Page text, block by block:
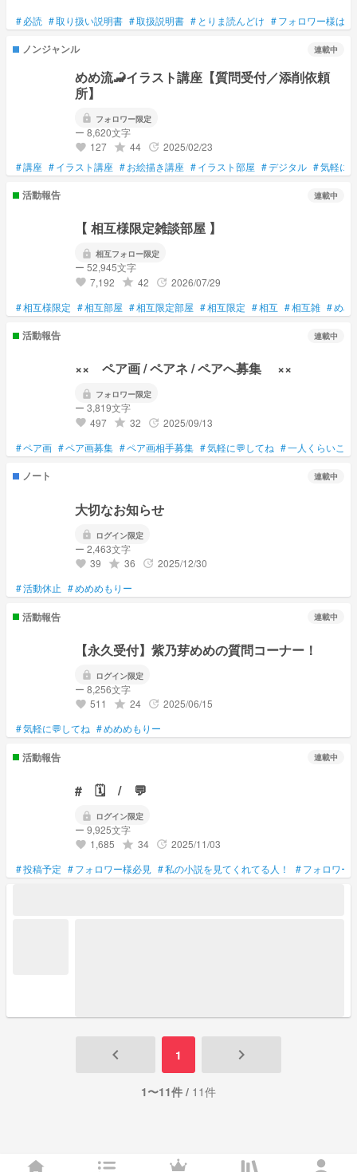
#必読 #取り扱い説明書 #取扱説明書 # とりま読んどけ #フォロワー様は
ノンジャンル 連載中
めめ流🦂イラスト講座【質問受付／添削依頼
所】
lock フォロワー限定
ー 8,620文字
favorite 127 grade 44 update 2025/02/23
#講座 #イラスト講座 #お絵描き講座 #イラスト部屋 #デジタル #気軽に
活動報告 連載中
【 相互様限定雑談部屋 】
lock 相互フォロー限定
ー 52,945文字
favorite 7,192 grade 42 update 2026/07/29
#相互様限定 #相互部屋 #相互限定部屋 #相互限定 #相互 #相互雑 #めめ
活動報告 連載中
×× ペア画 / ペアネ / ペアへ募集 ××
lock フォロワー限定
ー 3,819文字
favorite 497 grade 32 update 2025/09/13
#ペア画 #ペア画募集 #ペア画相手募集 #気軽に💬してね #一人くらいこ
ノート 連載中
大切なお知らせ
lock ログイン限定
ー 2,463文字
favorite 39 grade 36 update 2025/12/30
#活動休止 #めめめもりー
活動報告 連載中
【永久受付】紫乃芽めめの質問コーナー！
lock ログイン限定
ー 8,256文字
favorite 511 grade 24 update 2025/06/15
#気軽に💬してね #めめめもりー
活動報告 連載中
# 🗓️ / 💬
lock ログイン限定
ー 9,925文字
favorite 1,685 grade 34 update 2025/11/03
#投稿予定 #フォロワー様必見 #私の小説を見てくれてる人！ #フォロワー
keyboard_arrow_left 1 keyboard_arrow_right
1〜11件 / 11件